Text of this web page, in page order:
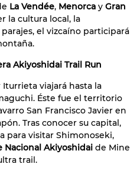
La Vendée, Menorca y Gran
la cultura local, la
el vizcaíno participará
Akiyoshidai Trail Run
viajará hasta la
Éste fue el territorio
San Francisco Javier en
Tras conocer su capital,
para visitar Shimonoseki,
Nacional Akiyoshidai de Mine
trail.